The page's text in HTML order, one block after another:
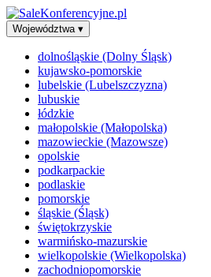
Województwa ▾
dolnośląskie (Dolny Śląsk)
kujawsko-pomorskie
lubelskie (Lubelszczyzna)
lubuskie
łódzkie
małopolskie (Małopolska)
mazowieckie (Mazowsze)
opolskie
podkarpackie
podlaskie
pomorskie
śląskie (Śląsk)
świętokrzyskie
warmińsko-mazurskie
wielkopolskie (Wielkopolska)
zachodniopomorskie